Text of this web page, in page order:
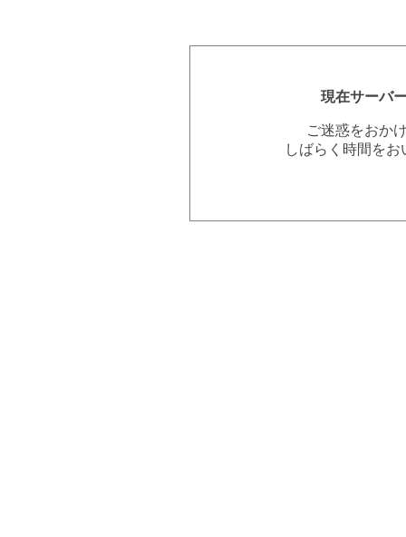
現在サーバ
ご迷惑をおか
しばらく時間を